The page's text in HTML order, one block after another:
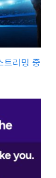
트리밍 중